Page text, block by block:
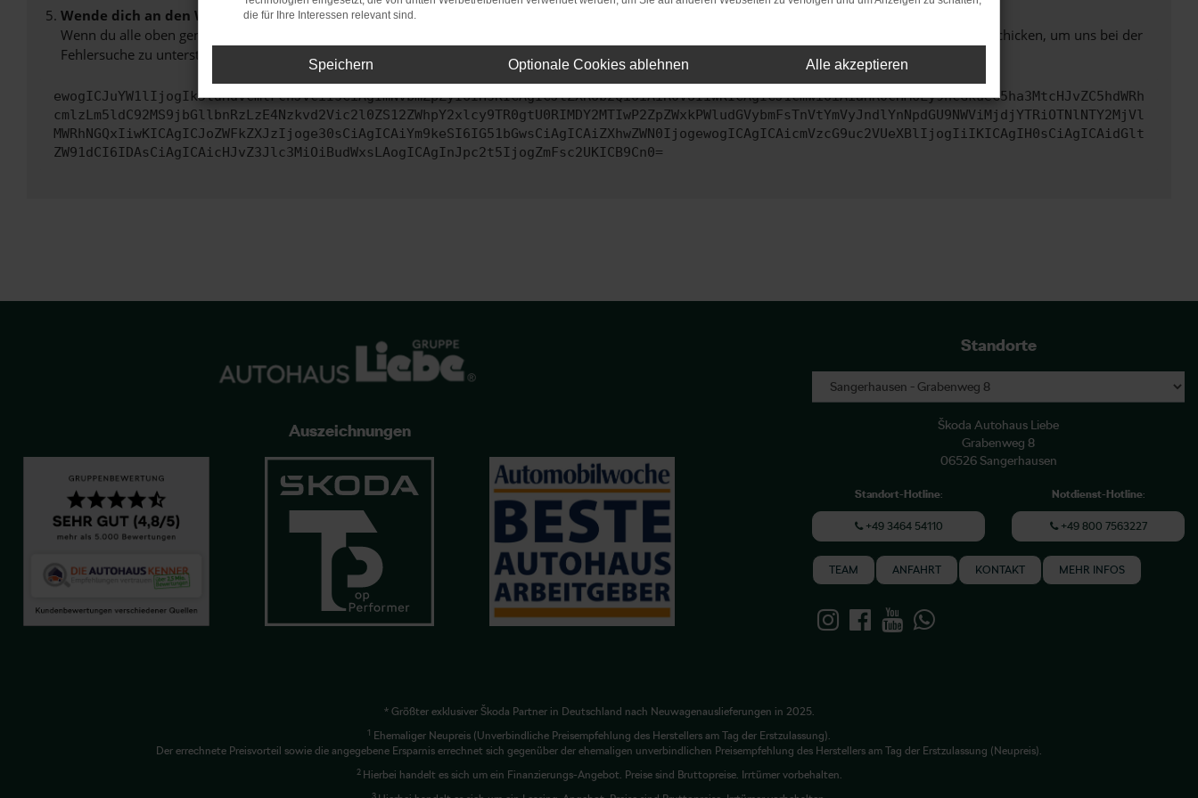
Wende dich an den Webseitenbetreiber.
Wenn du alle oben genannten Schritte versucht hast, kontaktiere uns bitte. Wir werden versuchen, das Problem zu beheben. Du kannst uns diesen Text schicken, um uns bei der
Fehlersuche zu unterstützen:
ewogICJuYW1lIjogIk5ldHdvcmtFcnJvciIsCiAgImNvbmZpZyI6IHsKICAgICJtZXRob2QiOiAiR0VUIiwKICAgICJ1cmwiOiAiaHR0cHM6Ly9hcGkueC5ha3MtcHJvZC5hdWRh
cmlzLm5ldC92MS9jbGllbnRzLzE4Nzkvd2Vic2l0ZS12ZWhpY2xlcy9TR0gtU0RIMDY2MTIwP2ZpZWxkPWludGVybmFsTnVtYmVyJndlYnNpdGU9NWViMjdjYTRiOTNlNTY2MjVl
MWRhNGQxIiwKICAgICJoZWFkZXJzIjoge30sCiAgICAiYm9keSI6IG51bGwsCiAgICAiZXhwZWN0IjogewogICAgICAicmVzcG9uc2VUeXBlIjogIiIKICAgIH0sCiAgICAidGlt
ZW91dCI6IDAsCiAgICAicHJvZ3Jlc3MiOiBudWxsLAogICAgInJpc2t5IjogZmFsc2UKICB9Cn0=
Auszeichnungen
Standorte
Škoda Autohaus Liebe
Grabenweg 8
06526 Sangerhausen
Standort-Hotline:
+49 3464 54110
Notdienst-Hotline:
+49 800 7563227
TEAM ANFAHRT KONTAKT MEHR INFOS
* Größter exklusiver Škoda Partner in Deutschland nach Neuwagenauslieferungen in 2025.
1 Ehemaliger Neupreis (Unverbindliche Preisempfehlung des Herstellers am Tag der Erstzulassung).
Der errechnete Preisvorteil sowie die angegebene Ersparnis errechnet sich gegenüber der ehemaligen unverbindlichen Preisempfehlung des Herstellers am Tag der Erstzulassung (Neupreis).
2 Hierbei handelt es sich um ein Finanzierungs-Angebot. Preise sind Bruttopreise. Irrtümer vorbehalten.
3
die für Ihre Interessen relevant sind.
Speichern Optionale Cookies ablehnen Alle akzeptieren